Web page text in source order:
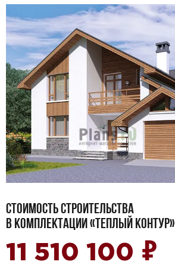
СТОИМОСТЬ СТРОИТЕЛЬСТВА
В КОМПЛЕКТАЦИИ «ТЕПЛЫЙ КОНТУР»
11 510 100 ₽